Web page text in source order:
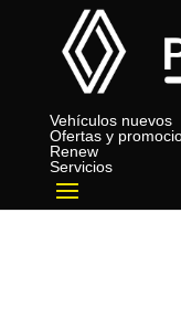
Vehículos nuevos
Ofertas y
Renew
Servicios